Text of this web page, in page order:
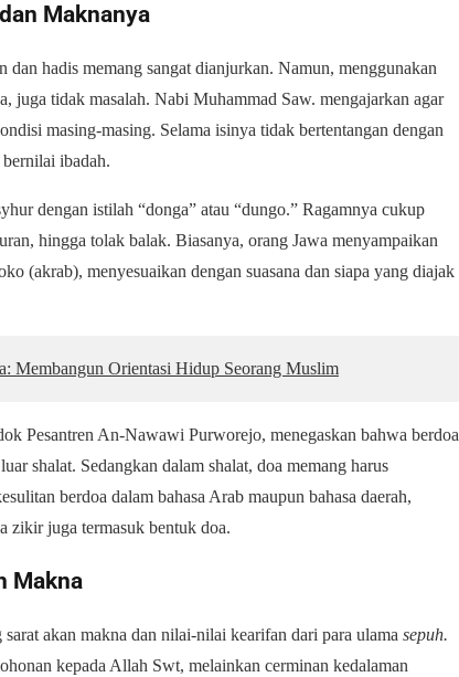
Maknanya
hadis memang sangat dianjurkan. Namun, menggunakan
juga tidak masalah. Nabi Muhammad Saw. mengajarkan agar
masing-masing. Selama isinya tidak bertentangan dengan
bernilai ibadah.
dengan istilah “donga” atau “dungo.” Ragamnya cukup
hingga tolak balak. Biasanya, orang Jawa menyampaikan
(akrab), menyesuaikan dengan suasana dan siapa yang diajak
Membangun Orientasi Hidup Seorang Muslim
Pesantren An-Nawawi Purworejo, menegaskan bahwa berdoa
shalat. Sedangkan dalam shalat, doa memang harus
berdoa dalam bahasa Arab maupun bahasa daerah,
zikir juga termasuk bentuk doa.
Makna
sarat akan makna dan nilai-nilai kearifan dari para ulama sepuh.
kepada Allah Swt, melainkan cerminan kedalaman